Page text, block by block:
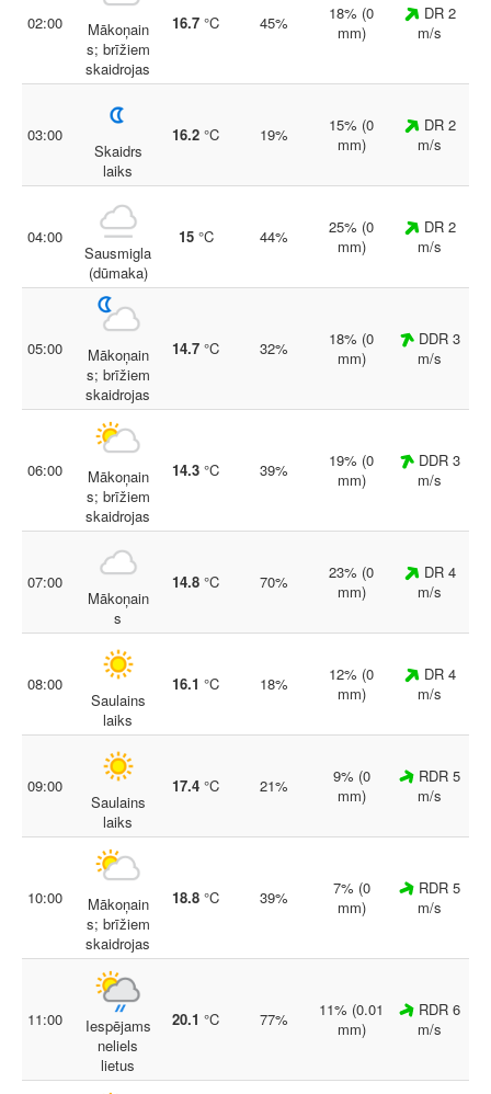
02:00
Mākoņain
s; brīžiem
skaidrojas
16.7 °C 45%
18% (0
mm)
DR 2
m/s
03:00
Skaidrs
laiks
16.2 °C 19%
15% (0
mm)
DR 2
m/s
04:00
Sausmigla
(dūmaka)
15°C 44%
25% (0
mm)
DR 2
m/s
05:00
Mākoņain
s; brīžiem
skaidrojas
14.7 °C 32%
18% (0
mm)
DDR 3
m/s
06:00
Mākoņain
s; brīžiem
skaidrojas
14.3 °C 39%
19% (0
mm)
DDR 3
m/s
07:00
Mākoņain
s
14.8 °C 70%
23% (0
mm)
DR 4
m/s
08:00
Saulains
laiks
16.1 °C 18%
12% (0
mm)
DR 4
m/s
09:00
Saulains
laiks
17.4 °C 21%
9% (0
mm)
RDR 5
m/s
10:00
Mākoņain
s; brīžiem
skaidrojas
18.8 °C 39%
7% (0
mm)
RDR 5
m/s
11:00
Iespējams
neliels
lietus
20.1 °C 77%
11% (0.01
mm)
RDR 6
m/s